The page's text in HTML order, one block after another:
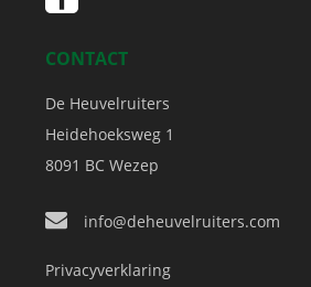
CONTACT
De Heuvelruiters
Heidehoeksweg 1
8091 BC Wezep
info@deheuvelruiters.com
Privacyverklaring